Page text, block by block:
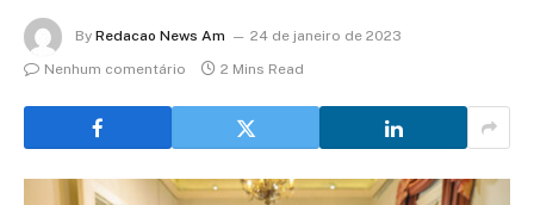
By Redacao News Am
24 de janeiro de 2023
Nenhum comentário
2 Mins Read